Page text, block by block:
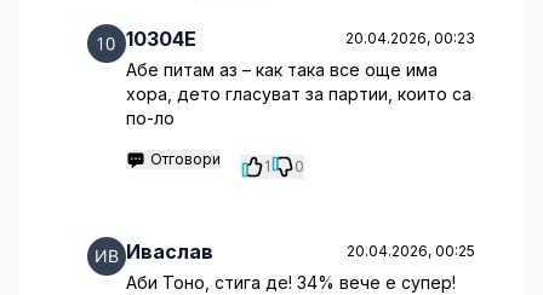
10304E 20.04.2026, 00:23
Абе питам аз – как така все още има
хора, дето гласуват за партии, които са
по-ло
Отговори 1 0
Иваслав 20.04.2026, 00:25
Аби Тоно, стига де! 34% вече е супер!